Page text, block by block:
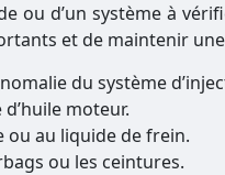
ou d’un système à
et de maintenir
du système
moteur.
ou au liquide de frein.
ou les ceintures.